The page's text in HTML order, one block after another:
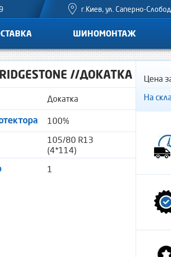
г.Киев, ул. Саперно-
ШИНОМОНТАЖ
//ДОКАТКА
Докатка
100%
105/80 R13
(4*114)
1
Цена
На